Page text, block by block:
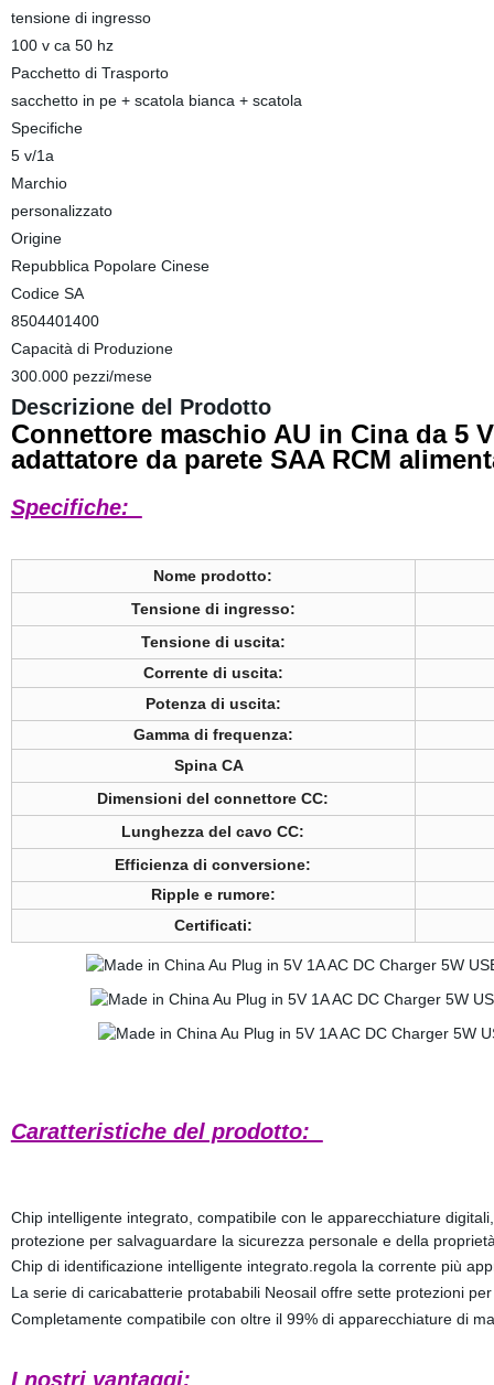
tensione di ingresso
100 v ca 50 hz
Pacchetto di Trasporto
sacchetto in pe + scatola bianca + scatola
Specifiche
5 v/1a
Marchio
personalizzato
Origine
Repubblica Popolare Cinese
Codice SA
8504401400
Capacità di Produzione
300.000 pezzi/mese
Descrizione del Prodotto
Connettore maschio AU in Cina da 5
adattatore da parete SAA RCM
Specifiche:
Nome prodotto:
Tensione di ingresso:
Tensione di uscita:
Corrente di uscita:
Potenza di uscita:
Gamma di frequenza:
Spina CA
Dimensioni del connettore CC:
Lunghezza del cavo CC:
Efficienza di conversione:
Ripple e rumore:
Certificati:
Caratteristiche del prodotto:
Chip intelligente integrato, compatibile con le apparecchiature
protezione per salvaguardare la sicurezza personale e della
Chip di identificazione intelligente integrato.regola la corrente più
La serie di caricabatterie protababili Neosail offre sette protezioni
Completamente compatibile con oltre il 99% di apparecchiature di
I nostri vantaggi: